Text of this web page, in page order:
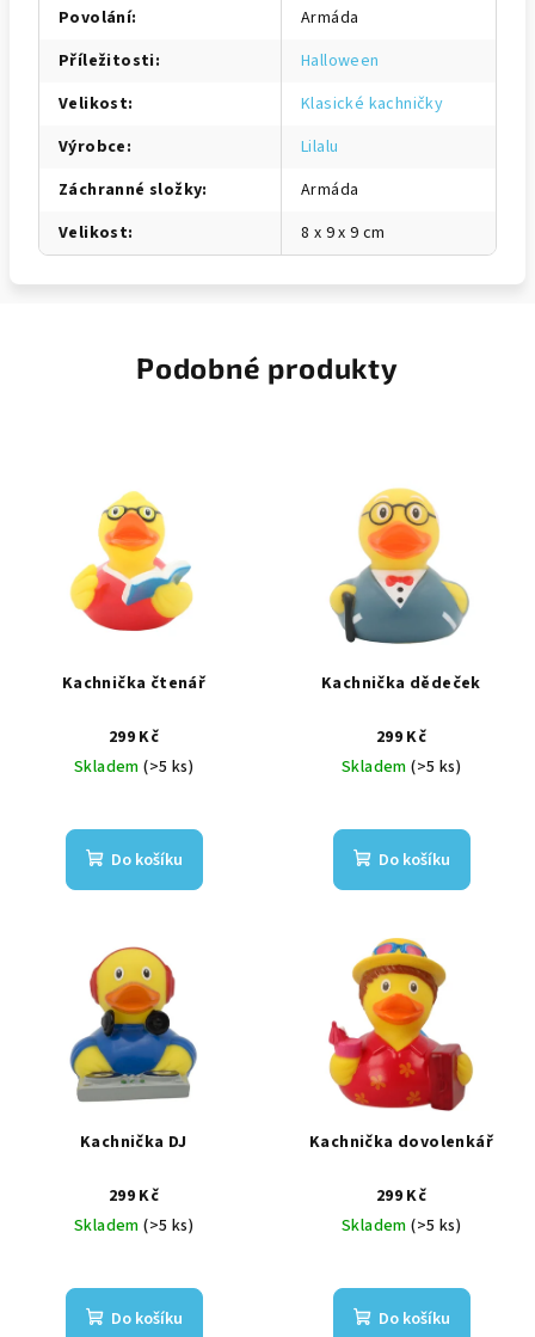
Povolání:
Armáda
Příležitosti:
Halloween
Velikost:
Klasické kachničky
Výrobce:
Lilalu
Záchranné složky:
Armáda
Velikost: 8 x 9 x 9 cm
Podobné produkty
Kachnička čtenář
299 Kč
Skladem(>5 ks)
Do košíku
Kachnička dědeček
299 Kč
Skladem(>5 ks)
Do košíku
Kachnička DJ
299 Kč
Skladem(>5 ks)
Do košíku
Kachnička dovolenkář
299 Kč
Skladem(>5 ks)
Do košíku